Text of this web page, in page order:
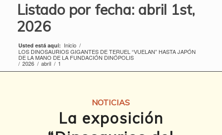
Listado por fecha: abril 1st,
2026
Usted está aquí: Inicio /
LOS DINOSAURIOS GIGANTES DE TERUEL “VUELAN” HASTA JAPÓN
DE LA MANO DE LA FUNDACIÓN DINÓPOLIS
/ 2026 / abril / 1
NOTICIAS
La exposición